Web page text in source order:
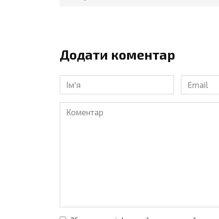
Додати коментар
Ім'я
Email
Коментар